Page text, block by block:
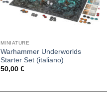
MINIATURE
Warhammer Underworlds
Starter Set (italiano)
50,00 €